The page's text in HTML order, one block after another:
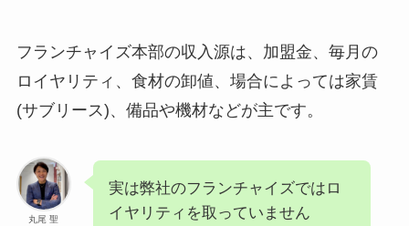
フランチャイズ本部の収入源は、加盟金、毎月の
ロイヤリティ、食材の卸値、場合によっては家賃
(サブリース)、備品や機材などが主です。
丸尾 聖
実は弊社のフランチャイズではロ
イヤリティを取っていません